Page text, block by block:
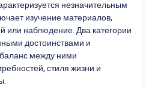
незначительным
изучение материалов,
или наблюдение. Два категории
достоинствами и
между ними
стиля жизни и